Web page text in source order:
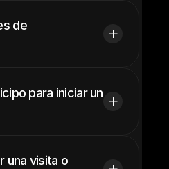
de
para iniciar un
una visita o